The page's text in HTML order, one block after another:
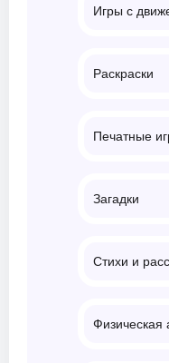
Игры с
Раскраски
Печатные
Загадки
Стихи и
Физическая